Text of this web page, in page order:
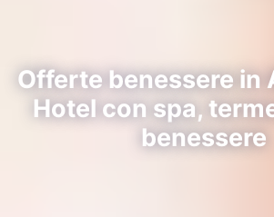
Offerte benessere in
Hotel con spa,
benessere